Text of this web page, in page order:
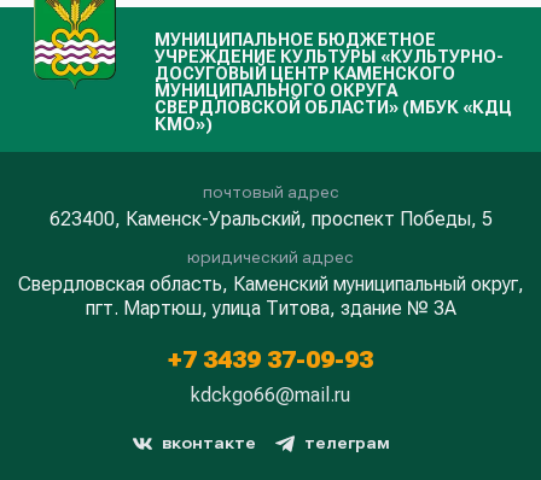
МУНИЦИПАЛЬНОЕ БЮДЖЕТНОЕ
УЧРЕЖДЕНИЕ КУЛЬТУРЫ «КУЛЬТУРНО-
ДОСУГОВЫЙ ЦЕНТР КАМЕНСКОГО
МУНИЦИПАЛЬНОГО ОКРУГА
СВЕРДЛОВСКОЙ ОБЛАСТИ» (МБУК «КДЦ
КМО»)
почтовый адрес
623400, Каменск-Уральский, проспект Победы, 5
юридический адрес
Свердловская область, Каменский муниципальный округ,
пгт. Мартюш, улица Титова, здание № 3А
+7 3439 37-09-93
kdckgo66@mail.ru
вконтакте телеграм